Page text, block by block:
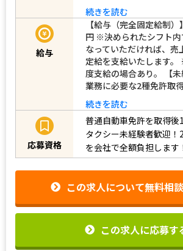
続きを読む
給与
【給与（完全固定給制
円 ※決められたシフト
なっていただければ、売
定給を支給いたします
度支給の場合あり。 【
業務に必要な2種免許取
続きを読む
応募資格
普通自動車免許を取得後
タクシー未経験者歓迎！
を会社で全額負担します
この求人について無料相
この求人に応募す